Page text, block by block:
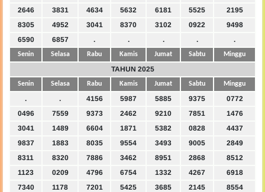
2646
3831 4634 5632 6181 5525
2195
8305
4952 3041 8370 3102 0922
9498
6590
6857 . . . . .
Senin Selasa Rabu Kamis Jumat Sabtu Minggu
TAHUN 2025
Senin Selasa Rabu Kamis Jumat Sabtu Minggu
. . 4156 5987 5885 9375
0772
0496
7559 9373 2462 9210 7851
1476
3041
1489 6604 1871 5382 0828
4437
9837
1883 8035 9554 3493 9005
2849
8311
8320 7886 3462 8951 2868
8512
1123
0209 4796 6754 1332 4267
6918
7340
1178 7201 5425 3685 2145
8554